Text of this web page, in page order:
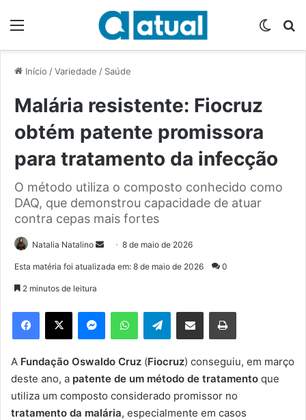
Início /Variedade / Saúde
Malária resistente: Fiocruz
obtém patente promissora
para tratamento da infecção
O método utiliza o composto conhecido como
DAQ, que demonstrou capacidade de atuar
contra cepas mais fortes
Natalia Natalino
e
m
e
-
m
a
8 de maio de 2026
Esta matéria foi atualizada em: 8 de maio de 2026 0
2 minutos de leitura
Telegram
A Fundação Oswaldo Cruz (Fiocruz) conseguiu, em março
deste ano, a patente de um método de tratamento que
utiliza um composto considerado promissor no
tratamento da malária, especialmente em casos